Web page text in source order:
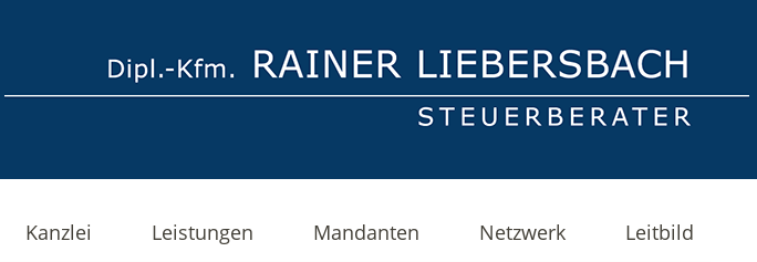
Kanzlei Leistungen Mandanten Netzwerk Leitbild